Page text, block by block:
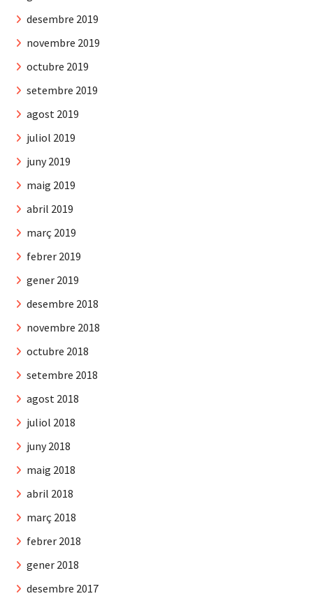
desembre 2019
novembre 2019
octubre 2019
setembre 2019
agost 2019
juliol 2019
juny 2019
maig 2019
abril 2019
març 2019
febrer 2019
gener 2019
desembre 2018
novembre 2018
octubre 2018
setembre 2018
agost 2018
juliol 2018
juny 2018
maig 2018
abril 2018
març 2018
febrer 2018
gener 2018
desembre 2017